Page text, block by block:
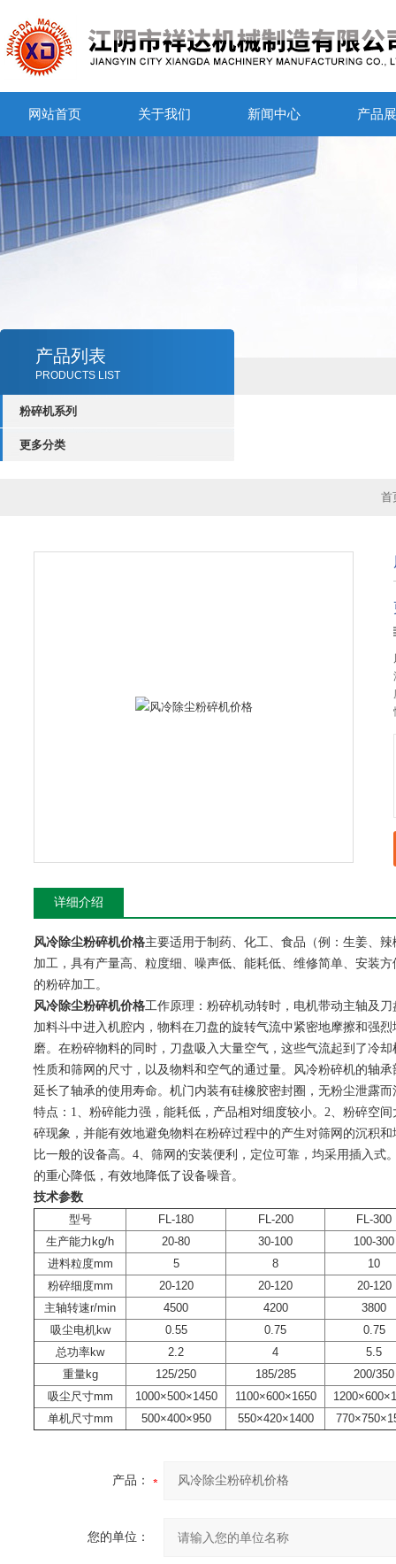
网站首页 关于我们 新闻中心 产品
产品列表
PRODUCTS LIST
粉碎机系列
更多分类
首
详细介绍
风冷除尘粉碎机价格主要适用于制药、化工、食品（例：生姜、
加工，具有产量高、粒度细、噪声低、能耗低、维修简单、安装
的粉碎加工。
风冷除尘粉碎机价格工作原理：粉碎机动转时，电机带动主轴及
加料斗中进入机腔内，物料在刀盘的旋转气流中紧密地摩擦和强
磨。在粉碎物料的同时，刀盘吸入大量空气，这些气流起到了冷
性质和筛网的尺寸，以及物料和空气的通过量。风冷粉碎机的轴
延长了轴承的使用寿命。机门内装有硅橡胶密封圈，无粉尘泄露
特点：1、粉碎能力强，能耗低，产品相对细度较小。2、粉碎空
碎现象，并能有效地避免物料在粉碎过程中的产生对筛网的沉积
比一般的设备高。4、筛网的安装便利，定位可靠，均采用插入
的重心降低，有效地降低了设备噪音。
技术参数
型号
FL-180 FL-200
FL-300
生产能力kg/h
20-80 30-100
100-300
进料粒度mm
5 8
10
粉碎细度mm
20-120 20-120
20-120
主轴转速r/min
4500 4200
3800
吸尘电机kw
0.55 0.75
0.75
总功率kw
2.2 4
5.5
重量kg
125/250 185/285
200/350
吸尘尺寸mm
1000×500×1450 1100×600×1650
单机尺寸mm
500×400×950 550×420×1400
产品：
您的单位：